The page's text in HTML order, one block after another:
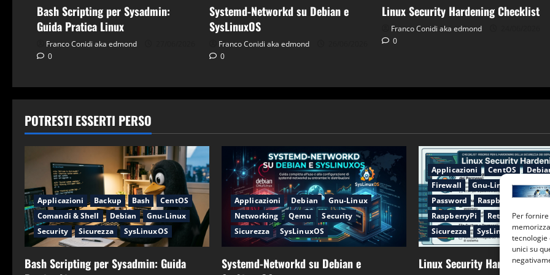
Per
tecnologie
unici su
Bash Scripting per Sysadmin:
Guida Pratica Linux
Franco Conidi aka edmond
0
Systemd-Networkd su Debian e
SysLinuxOS
Franco Conidi aka edmond
0
Linux Security Hardening Checklist
Franco Conidi aka edmond
0
POTRESTI ESSERTI PERSO
Applicazioni Backup Bash
CentOS
Comandi & Shell
Debian
Gnu-Linux
Security
Sicurezza SysLinuxOS
Bash Scripting per Sysadmin: Guida
Applicazioni Debian
Gnu-Linux
Networking
Qemu
Security
Sicurezza
SysLinuxOS
Systemd-Networkd su Debian e
Applicazioni CentOS
Firewall
Gnu-Linux
Password
Raspberry Pi OS
RaspberryPi
Rete
Security
Sicurezza
SysLinuxOS
Linux Security Hardening